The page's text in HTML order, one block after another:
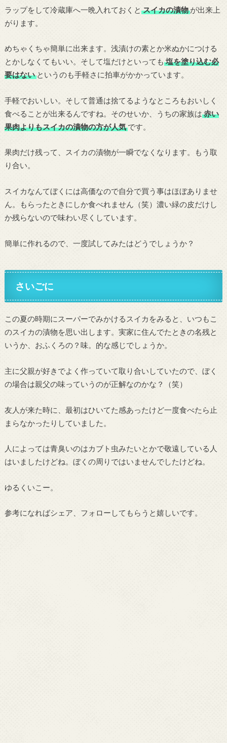
ラップをして冷蔵庫へ一晩入れておくと スイカの漬物が出来上
がります。
めちゃくちゃ簡単に出来ます。浅漬けの素とか米ぬかにつける
とかしなくてもいい。そして塩だけといっても 塩を塗り込む必
要はないというのも手軽さに拍車がかかっています。
手軽でおいしい。そして普通は捨てるようなところもおいしく
食べることが出来るんですね。そのせいか、うちの家族は 赤い
果肉よりもスイカの漬物の方が人気です。
果肉だけ残って、スイカの漬物が一瞬でなくなります。もう取
り合い。
スイカなんてぼくには高価なので自分で買う事はほぼありませ
ん。もらったときにしか食べれません（笑）濃い緑の皮だけし
か残らないので味わい尽くしています。
簡単に作れるので、一度試してみたはどうでしょうか？
さいごに
この夏の時期にスーパーでみかけるスイカをみると、いつもこ
のスイカの漬物を思い出します。実家に住んでたときの名残と
いうか、おふくろの？味。的な感じでしょうか。
主に父親が好きでよく作っていて取り合いしていたので、ぼく
の場合は親父の味っていうのが正解なのかな？（笑）
友人が来た時に、最初はひいてた感あったけど一度食べたら止
まらなかったりしていました。
人によっては青臭いのはカブト虫みたいとかで敬遠している人
はいましたけどね。ぼくの周りではいませんでしたけどね。
ゆるくいこー。
参考になればシェア、フォローしてもらうと嬉しいです。